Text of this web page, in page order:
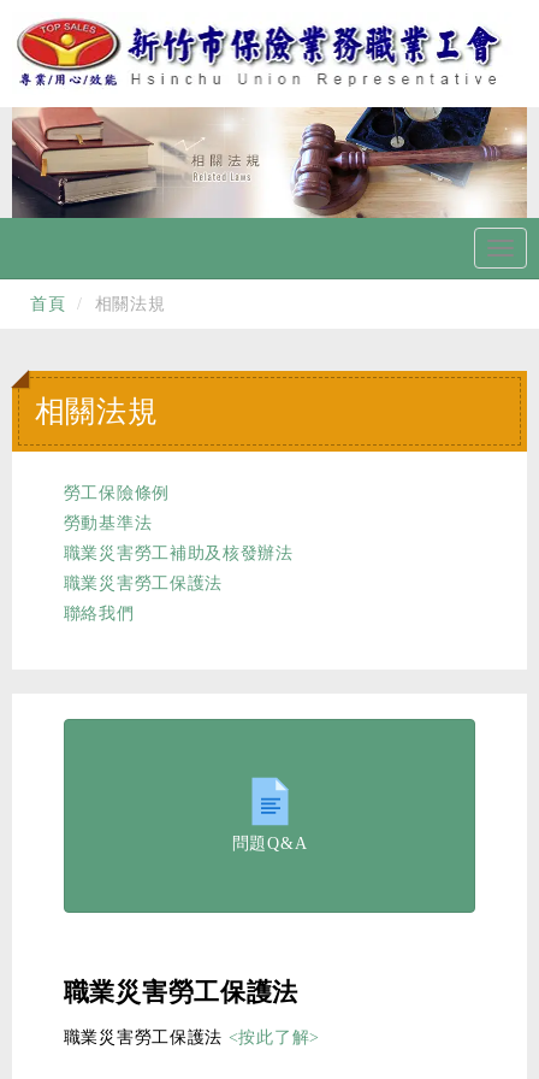
首頁
相關法規
相關法規
勞工保險條例
勞動基準法
職業災害勞工補助及核發辦法
職業災害勞工保護法
聯絡我們
問題Q&A
職業災害勞工保護法
職業災害勞工保護法 <按此了解>